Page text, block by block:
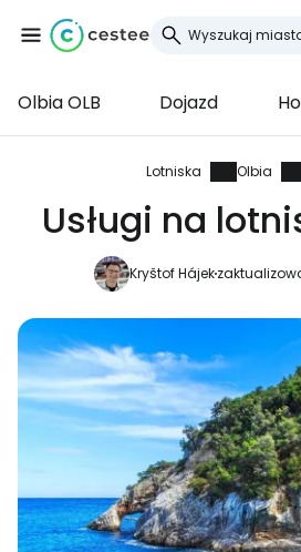
Olbia OLB Dojazd
Lotniska Olbia
Usługi na
Kryštof Hájek
Zaloguj się
Cestee
... światowej społeczności
Kontynuuj z
Kontynuuj z e-